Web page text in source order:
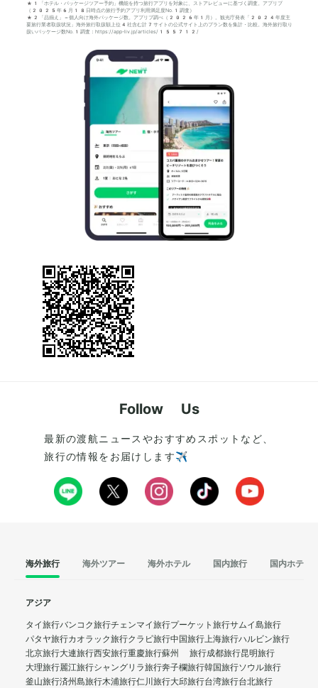
*1「ホテル・パッケージツアー予約」機能を持つ旅行アプリを対象に、ストアレビューに基づく調査。アプリブ
（2025年6月18日時点の旅行予約アプリ利用満足度No.1調査）
*2「品揃え」＝個人向け海外パッケージ数。アプリブ調べ（2026年1月）。観光庁発表「2024年度主
要旅行業者取扱状況」海外旅行取扱額上位4社含む計7サイトの公式サイト上のプラン数を集計・比較。海外旅行取り
扱いパッケージ数No.1調査：https://app-liv.jp/articles/155712/
Follow Us
最新の渡航ニュースやおすすめスポットなど、
旅行の情報をお届けします✈️
海外旅行 海外ツアー 海外ホテル 国内旅行 国内ホテル
アジア
タイ旅行バンコク旅行チェンマイ旅行プーケット旅行サムイ島旅行
パタヤ旅行カオラック旅行クラビ旅行中国旅行上海旅行ハルビン旅行
北京旅行大連旅行西安旅行重慶旅行蘇州 旅行成都旅行昆明旅行
大理旅行麗江旅行シャングリラ旅行奔子欄旅行韓国旅行ソウル旅行
釜山旅行済州島旅行木浦旅行仁川旅行大邱旅行台湾旅行台北旅行